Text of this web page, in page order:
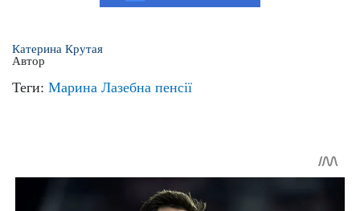
Катерина Крутая
Автор
Теги: Марина Лазебна пенсії